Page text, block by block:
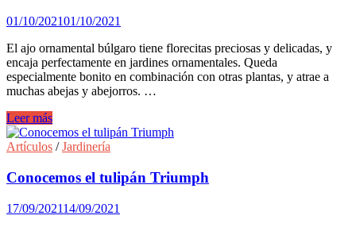
01/10/202101/10/2021
El ajo ornamental búlgaro tiene florecitas preciosas y delicadas, y
encaja perfectamente en jardines ornamentales. Queda
especialmente bonito en combinación con otras plantas, y atrae a
muchas abejas y abejorros. …
Jardineria:
Cuidados
del
búlgaro
Leer más
Artículos /Jardinería
Conocemos el tulipán Triumph
17/09/202114/09/2021